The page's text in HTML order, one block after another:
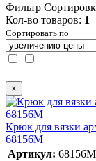
Фильтр
Кол-во товаров: 1
Сортировать по
×
Крюк для вязки
68156М
Артикул: 68156М